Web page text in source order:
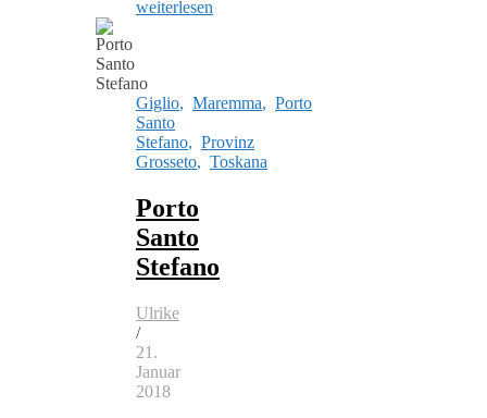
weiterlesen
Giglio, Maremma, Porto
Santo
Stefano, Provinz
Grosseto, Toskana
Porto
Santo
Stefano
Ulrike
/
21.
Januar
2018